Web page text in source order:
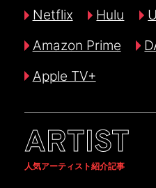
Netflix Hulu
Amazon Prime
Apple TV+
ARTIST
人気アーティスト紹介記事